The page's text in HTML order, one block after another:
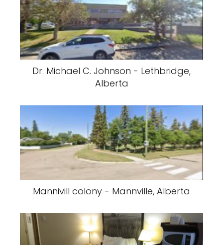
Dr. Michael C. Johnson - Lethbridge,
Alberta
Mannivill colony - Mannville, Alberta